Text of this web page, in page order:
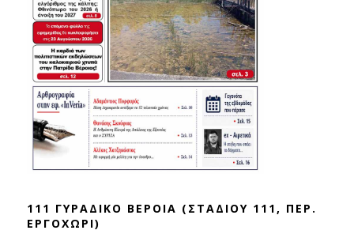
111 ΓΥΡΑΔΙΚΟ ΒΕΡΟΙΑ (ΣΤΑΔΙΟΥ 111, ΠΕΡ.
ΕΡΓΟΧΩΡΙ)